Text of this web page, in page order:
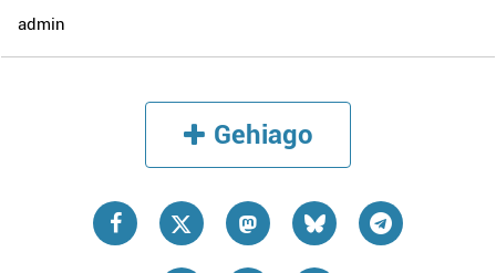
admin
Gehiago